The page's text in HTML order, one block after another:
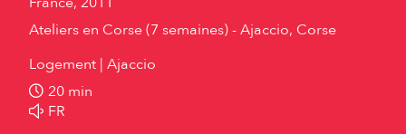
Ateliers en Corse (7 semaines) - Ajaccio, Corse
Logement Ajaccio
20 min
FR